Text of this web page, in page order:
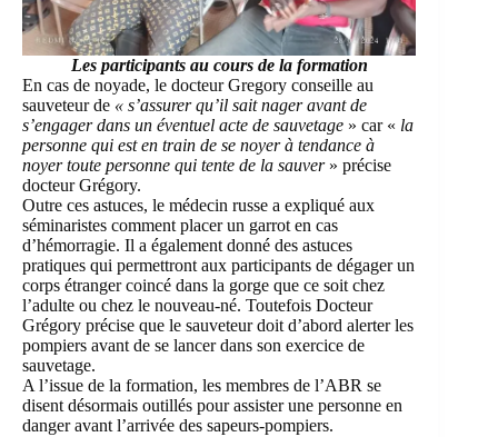
Les participants au cours de la formation
En cas de noyade, le docteur Gregory conseille au
sauveteur de « s’assurer qu’il sait nager avant de
s’engager dans un éventuel acte de sauvetage » car « la
personne qui est en train de se noyer à tendance à
noyer toute personne qui tente de la sauver» précise
docteur Grégory.
Outre ces astuces, le médecin russe a expliqué aux
séminaristes comment placer un garrot en cas
d’hémorragie. Il a également donné des astuces
pratiques qui permettront aux participants de dégager un
corps étranger coincé dans la gorge que ce soit chez
l’adulte ou chez le nouveau-né. Toutefois Docteur
Grégory précise que le sauveteur doit d’abord alerter les
pompiers avant de se lancer dans son exercice de
sauvetage.
A l’issue de la formation, les membres de l’ABR se
disent désormais outillés pour assister une personne en
danger avant l’arrivée des sapeurs-pompiers.